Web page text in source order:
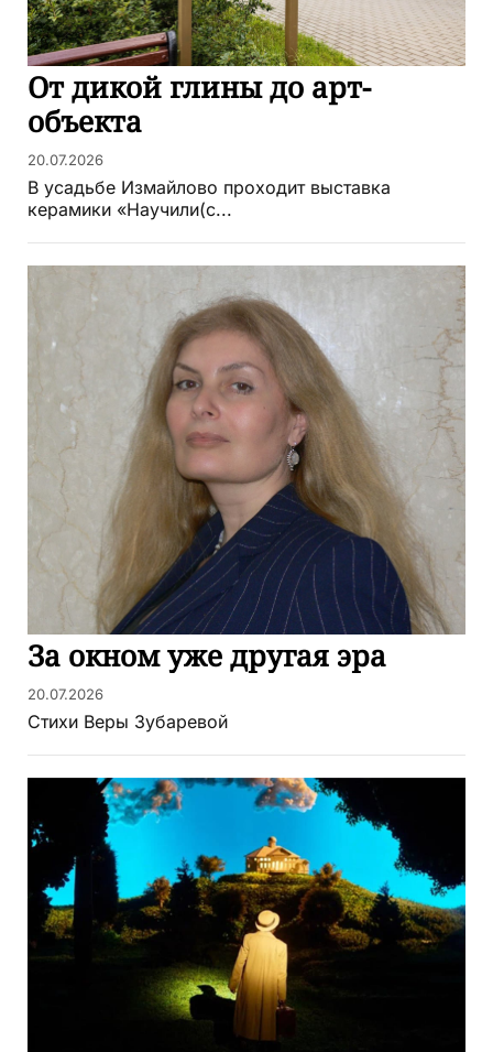
От дикой глины до арт-
объекта
20.07.2026
В усадьбе Измайлово проходит выставка
керамики «Научили(с...
За окном уже другая эра
20.07.2026
Стихи Веры Зубаревой